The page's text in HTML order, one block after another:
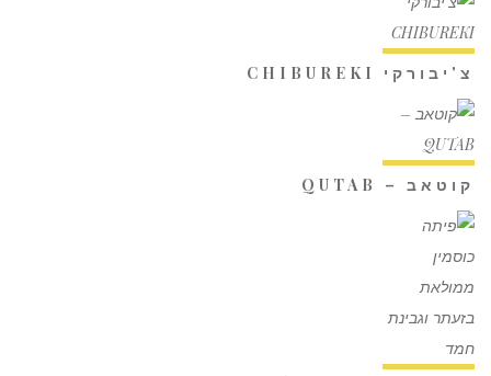
צ'יבורקי CHIBUREKI
קוטאב – QUTAB